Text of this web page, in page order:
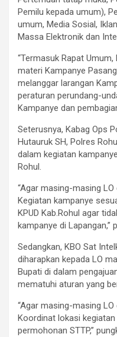
Pemilu kepada umum),
umum, Media Sosial,
Massa Elektronik dan
“Termasuk Rapat
materi Kampanye
melanggar larangan
peraturan perundang-
Kampanye dan
Seterusnya, Kabag Ops
Hutauruk SH, Polres
dalam kegiatan
Rohul.
“Agar masing-masing
Kegiatan kampanye
KPUD Kab.Rohul agar
kampanye di Lapangan,”
Sedangkan, KBO Sat
diharapkan kepada LO
Bupati di dalam
mematuhi aturan yang
“Agar masing-masing
Koordinat lokasi
permohonan STTP,”